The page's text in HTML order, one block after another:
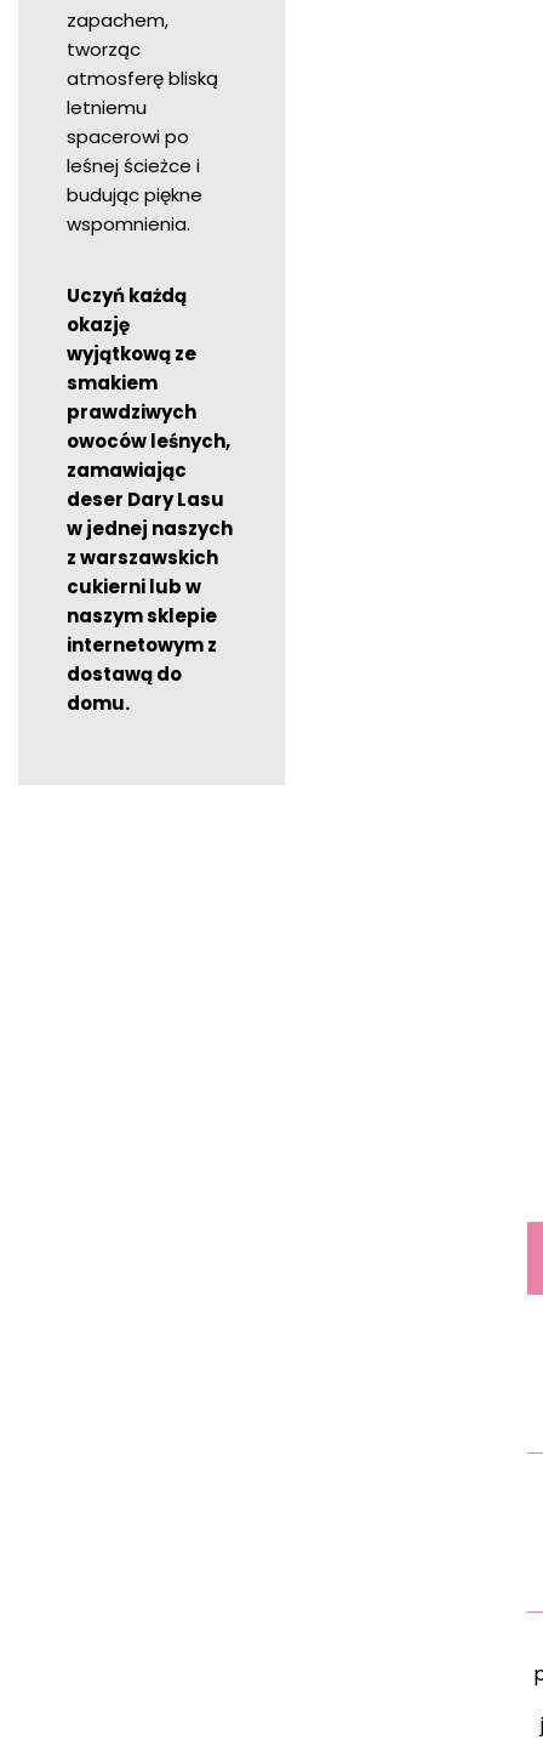
zapachem,
tworząc
atmosferę bliską
letniemu
spacerowi po
leśnej ścieżce i
budując piękne
wspomnienia.
Uczyń każdą
okazję
wyjątkową ze
smakiem
prawdziwych
owoców leśnych,
zamawiając
deser Dary Lasu
w jednej naszych
z warszawskich
cukierni lub w
naszym sklepie
internetowym z
dostawą do
domu.